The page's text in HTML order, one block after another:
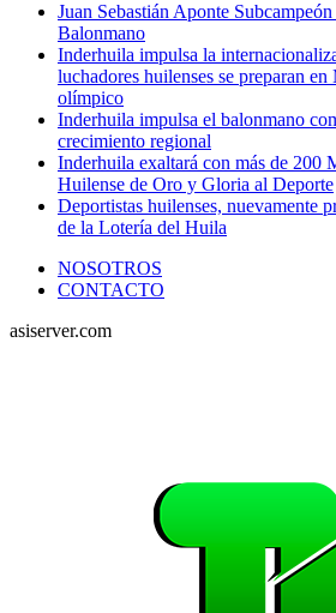
Juan Sebastián Aponte
Balonmano
Inderhuila impulsa la
luchadores huilenses se preparan
olímpico
Inderhuila impulsa el balonmano
crecimiento regional
Inderhuila exaltará con más de 200
Huilense de Oro y Gloria al Deporte
Deportistas huilenses, nuevamente
de la Lotería del Huila
NOSOTROS
CONTACTO
asiserver.com